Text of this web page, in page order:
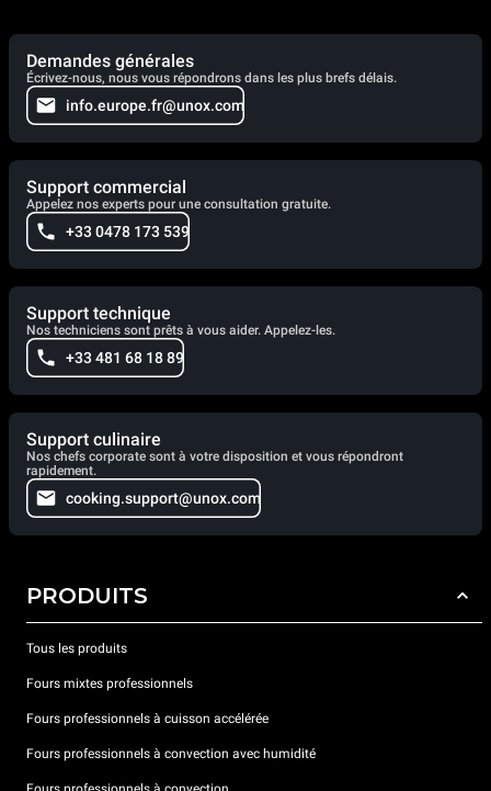
Demandes générales
Écrivez-nous, nous vous répondrons dans les plus brefs délais.
info.europe.fr@unox.com
Support commercial
Appelez nos experts pour une consultation gratuite.
+33 0478 173 539
Support technique
Nos techniciens sont prêts à vous aider. Appelez-les.
+33 481 68 18 89
Support culinaire
Nos chefs corporate sont à votre disposition et vous répondront
rapidement.
cooking.support@unox.com
PRODUITS
Tous les produits
Fours mixtes professionnels
Fours professionnels à cuisson accélérée
Fours professionnels à convection avec humidité